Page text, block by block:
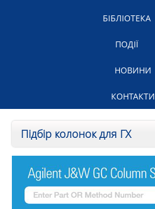
БІБЛІОТЕКА
ПОДІЇ
НОВИНИ
КОНТАКТИ
Підбір колонок для ГХ